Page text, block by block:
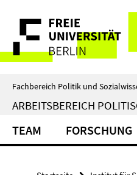
direkt
Inhalt
Service-
Navigation
Fachbereich Politik und
ARBEITSBEREICH
TEAM FORSCHUNG